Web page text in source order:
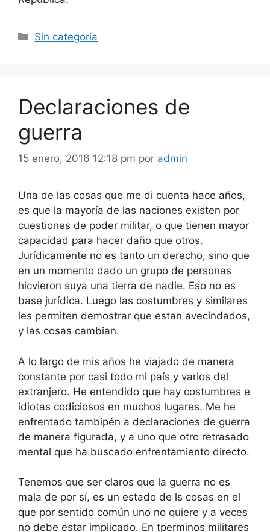
Categorías
Sin categoría
Declaraciones de
guerra
15 enero, 2016 12:18 pm por admin
Una de las cosas que me di cuenta hace años,
es que la mayoría de las naciones existen por
cuestiones de poder militar, o que tienen mayor
capacidad para hacer daño que otros.
Jurídicamente no es tanto un derecho, sino que
en un momento dado un grupo de personas
hicvieron suya una tierra de nadie. Eso no es
base jurídica. Luego las costumbres y similares
les permiten demostrar que estan avecindados,
y las cosas cambian.
A lo largo de mis años he viajado de manera
constante por casi todo mi país y varios del
extranjero. He entendido que hay costumbres e
idiotas codiciosos en muchos lugares. Me he
enfrentado tambipén a declaraciones de guerra
de manera figurada, y a uno que otro retrasado
mental que ha buscado enfrentamiento directo.
Tenemos que ser claros que la guerra no es
mala de por sí, es un estado de ls cosas en el
que por sentido común uno no quiere y a veces
no debe estar implicado. En tperminos militares